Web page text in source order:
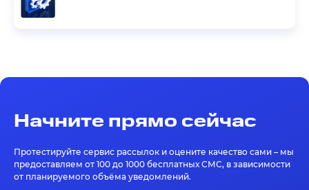
Начните прямо сейчас
Протестируйте сервис рассылок и оцените качество сами – мы
предоставляем от 100 до 1000 бесплатных СМС, в зависимости
от планируемого объёма уведомлений.